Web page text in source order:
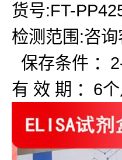
货号:FT-
检测范围:咨询
保存条件 ：
有 效 期 ：6个